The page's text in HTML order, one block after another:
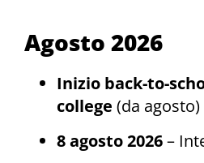
Agosto 2026
Inizio back-to-
college (da agosto)
8 agosto 2026–